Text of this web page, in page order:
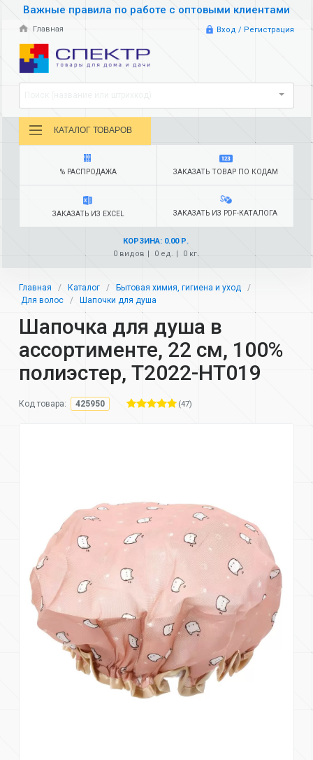
Важные правила по работе с оптовыми клиентами
Главная Вход / Регистрация
КАТАЛОГ ТОВАРОВ
% РАСПРОДАЖА ЗАКАЗАТЬ ТОВАР ПО КОДАМ
ЗАКАЗАТЬ ИЗ EXCEL ЗАКАЗАТЬ ИЗ PDF-КАТАЛОГА
КОРЗИНА: 0.00 Р.
0 видов
0 ед. 0 кг.
Главная Каталог
Бытовая химия, гигиена и уход
Для волос
Шапочки для душа
Шапочка для душа в
ассортименте, 22 см, 100%
полиэстер, T2022-HT019
Код товара: 425950 (47)